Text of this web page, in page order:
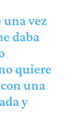
una vez
daba
quiere
una
y